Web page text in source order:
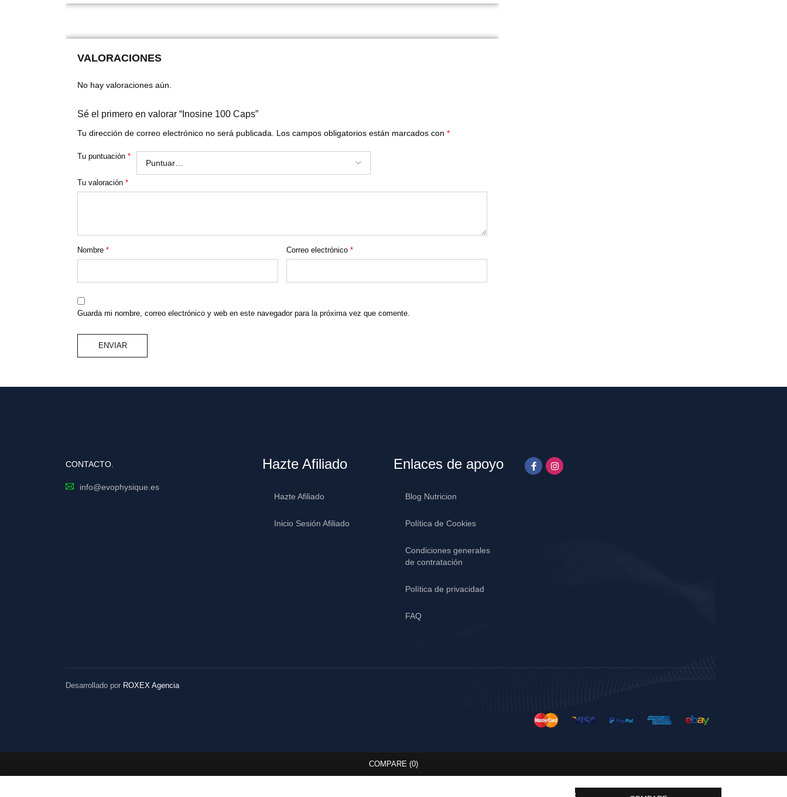
VALORACIONES
No hay valoraciones aún.
Sé el primero en valorar “Inosine 100 Caps”
Tu dirección de correo electrónico no será publicada. Los campos obligatorios están marcados con *
Tu puntuación *
Tu valoración *
Nombre * Correo electrónico *
Guarda mi nombre, correo electrónico y web en este navegador para la próxima vez que comente.
CONTACTO.
info@evophysique.es
Hazte Afiliado
Hazte Afiliado
Inicio Sesión Afiliado
Enlaces de apoyo
Blog Nutricion
Política de Cookies
Condiciones generales
de contratación
Política de privacidad
FAQ
Desarrollado por ROXEX Agencia
COMPARE (0)